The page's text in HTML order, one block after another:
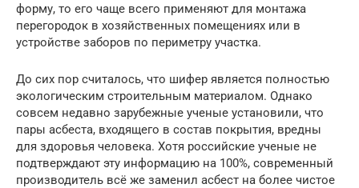
форму, то его чаще всего применяют для монтажа
перегородок в хозяйственных помещениях или в
устройстве заборов по периметру участка.
До сих пор считалось, что шифер является полностью
экологическим строительным материалом. Однако
совсем недавно зарубежные ученые установили, что
пары асбеста, входящего в состав покрытия, вредны
для здоровья человека. Хотя российские ученые не
подтверждают эту информацию на 100%, современный
производитель всё же заменил асбест на более чистое